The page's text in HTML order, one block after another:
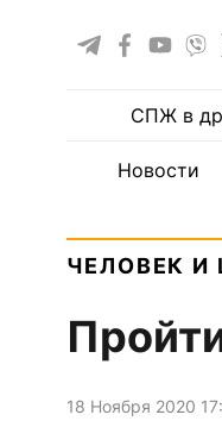
СПЖ в
Новости
ЧЕЛОВЕК И
18 Ноября 2020